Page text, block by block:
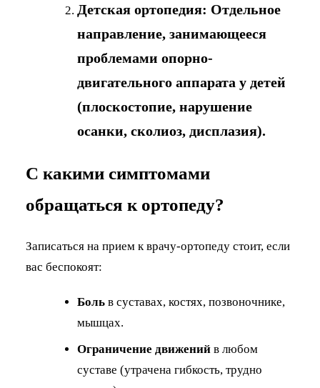
Детская ортопедия: Отдельное
направление, занимающееся
проблемами опорно-
двигательного аппарата у детей
(плоскостопие, нарушение
осанки, сколиоз, дисплазия).
С какими симптомами
обращаться к ортопеду?
Записаться на прием к врачу-ортопеду стоит, если
вас беспокоят:
Боль в суставах, костях, позвоночнике,
мышцах.
Ограничение движений в любом
суставе (утрачена гибкость, трудно